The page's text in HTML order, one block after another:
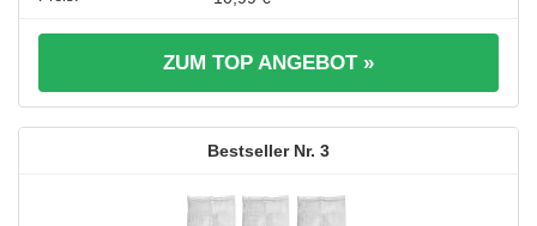
ZUM TOP ANGEBOT »
3